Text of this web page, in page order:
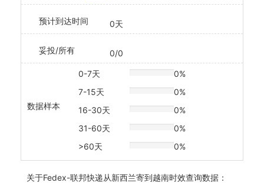
预计到达时间 0天
妥投/所有 0/0
数据样本
0-7天 20% Complete0%
7-15天
20% Complete0%
16-30天
20% Complete0%
31-60天
20% Complete0%
>60天
20% Complete0%
关于Fedex-联邦快递从新西兰寄到越南时效查询数据：